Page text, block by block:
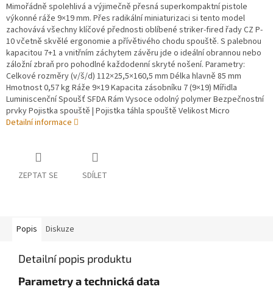
Mimořádně spolehlivá a výjimečně přesná superkompaktní pistole
výkonné ráže 9×19 mm. Přes radikální miniaturizaci si tento model
zachovává všechny klíčové přednosti oblíbené striker-fired řady CZ P-
10 včetně skvělé ergonomie a přívětivého chodu spouště. S palebnou
kapacitou 7+1 a vnitřním záchytem závěru jde o ideální obrannou nebo
záložní zbraň pro pohodlné každodenní skryté nošení. Parametry:
Celkové rozměry (v/š/d) 112×25,5×160,5 mm Délka hlavně 85 mm
Hmotnost 0,57 kg Ráže 9×19 Kapacita zásobníku 7 (9×19) Mířidla
Luminiscenční Spoušť SFDA Rám Vysoce odolný polymer Bezpečnostní
prvky Pojistka spouště | Pojistka táhla spouště Velikost Micro
Detailní informace
ZEPTAT SE SDÍLET
Popis Diskuze
Detailní popis produktu
Parametry a technická data